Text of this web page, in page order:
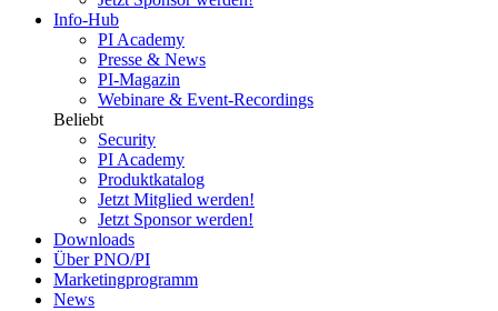
Info-Hub
PI Academy
Presse & News
PI-Magazin
Webinare & Event-Recordings
Beliebt
Security
PI Academy
Produktkatalog
Jetzt Mitglied werden!
Jetzt Sponsor werden!
Downloads
Über PNO/PI
Marketingprogramm
News